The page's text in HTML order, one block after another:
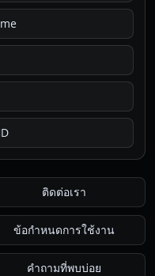
ติดต่อเรา
ข้อกำหนดการใช้งาน
คำถามที่พบบ่อย